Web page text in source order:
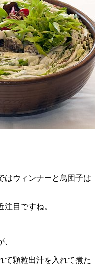
はウィンナーと鳥団子は
注目ですね。
て顆粒出汁を入れて煮た